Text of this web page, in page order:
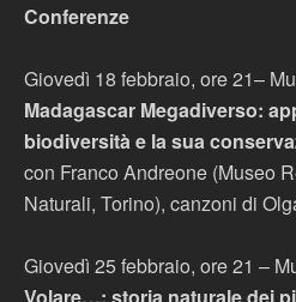
Conferenze
Giovedì 18 febbraio, ore 21–
Madagascar Megadiverso:
biodiversità e la sua
con Franco Andreone (Museo
Naturali, Torino), canzoni di
Giovedì 25 febbraio, ore 21 –